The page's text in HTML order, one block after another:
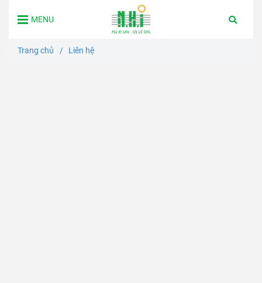
MENU
Trang chủ / Liên hệ